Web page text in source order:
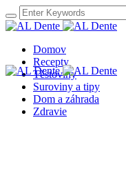
Domov
Recepty
Těstoviny
Suroviny a tipy
Dom a záhrada
Zdravie